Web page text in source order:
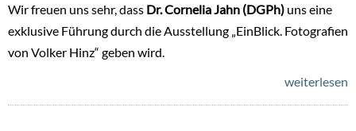
Wir freuen uns sehr, dass Dr. Cornelia Jahn (DGPh) uns eine
exklusive Führung durch die Ausstellung „EinBlick. Fotografien
von Volker Hinz“ geben wird.
weiterlesen